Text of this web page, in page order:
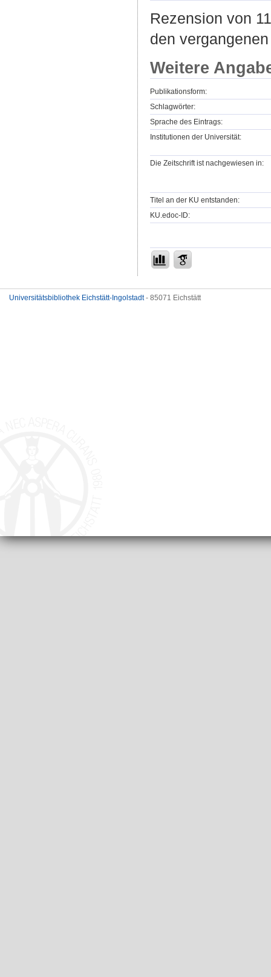
Rezension von
den
Weitere
Publikationsform:
Schlagwörter:
Sprache des Eintrags:
Institutionen der Universität:
Die Zeitschrift ist nachgewiesen in:
Titel an der KU entstanden:
KU.edoc-ID:
Universitätsbibliothek Eichstätt-Ingolstadt- 85071 Eichstätt